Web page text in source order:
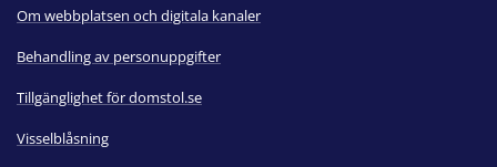
Om webbplatsen och digitala kanaler
Behandling av personuppgifter
Tillgänglighet för domstol.se
Visselblåsning